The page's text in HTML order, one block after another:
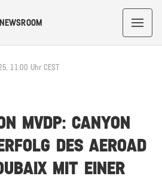
NEWSROOM
11:00 Uhr CEST
MVDP: CANYON
DES AEROAD
MIT EINER